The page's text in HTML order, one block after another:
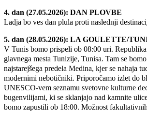
4. dan (27.05.2026): DAN PLOVBE
Ladja bo ves dan plula proti naslednji
5. dan (28.05.2026): LA GOULETTE/
V Tunis bomo prispeli ob 08:00 uri.
glavnega mesta Tunizije, Tunisa. Tam se
najstarejšega predela Medina, kjer se nahaja
modernimi nebotičniki. Priporočamo izlet do
UNESCO-vem seznamu svetovne kulturne
bugenvilijami, ki se sklanjajo nad kamnite
bomo zapustili ob 18:00. Možnost